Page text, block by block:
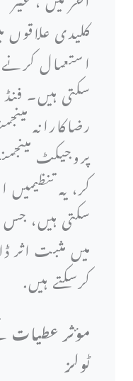
کلیدی
استعمال
سکتی ہیں۔
رضاکارانہ
پروجیکٹ
کر، یہ تنظیمیں
سکتی ہیں،
میں مثبت اثر
کرسکتے ہیں.
مؤثر
ٹولز